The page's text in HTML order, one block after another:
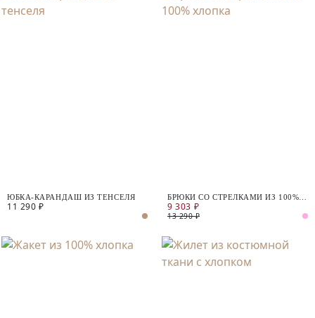
ЮБКА-КАРАНДАШ ИЗ ТЕНСЕЛЯ
11 290 ₽
БРЮКИ СО СТРЕЛКАМИ ИЗ 100%
ХЛОПКА
9 303 ₽
13 290 ₽